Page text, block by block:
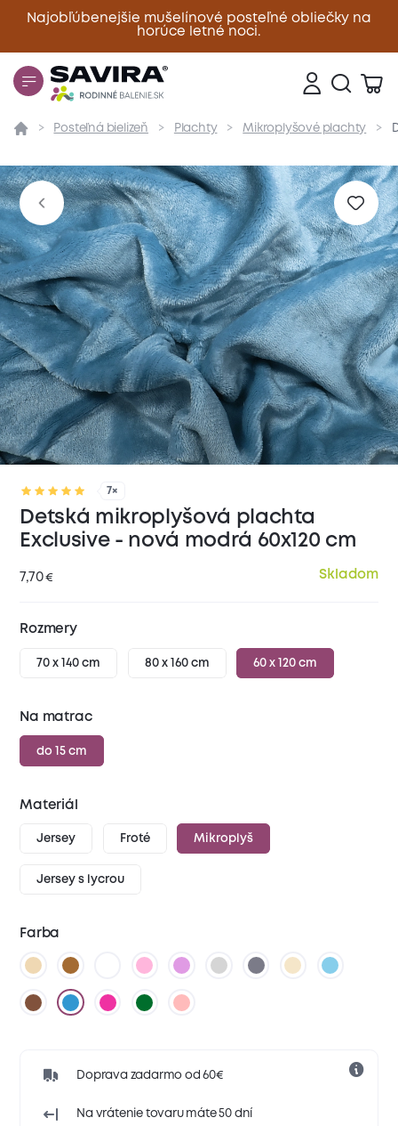
Najobľúbenejšie mušelínové posteľné obliečky na
horúce letné noci.
Zavrieť
Prehľad Parametre Popis produktu
Posteľná bielizeň Plachty Mikroplyšové plachty
7×
Detská mikroplyšová plachta
Exclusive - nová modrá 60x120 cm
7,70€ Skladom
Rozmery
70 x 140 cm 80 x 160 cm 60 x 120 cm
Na matrac
do 15 cm
Materiál
Jersey Froté Mikroplyš
Jersey s lycrou
Farba
Doprava zadarmo od 60€
Na vrátenie tovaru máte 50 dní